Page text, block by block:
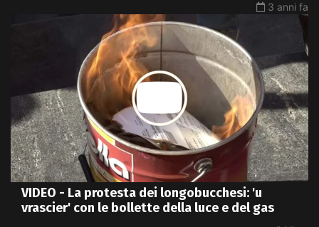
3 anni fa
VIDEO - La protesta dei longobucchesi: 'u
vrascier' con le bollette della luce e del gas